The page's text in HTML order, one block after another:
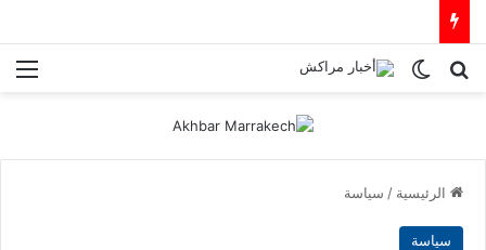
بحث عنالوضع المظلم
الرئيسية / سياسة
سياسة